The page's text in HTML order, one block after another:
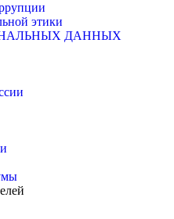
этики
ДАННЫХ